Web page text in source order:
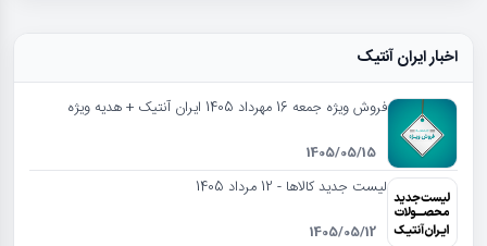
اخبار ایران آنتیک
فروش ویژه جمعه 16 مهرداد 1405 ایران آنتیک + هدیه ویژه
1405/05/15
لیست جدید کالاها - 12 مرداد 1405
1405/05/12